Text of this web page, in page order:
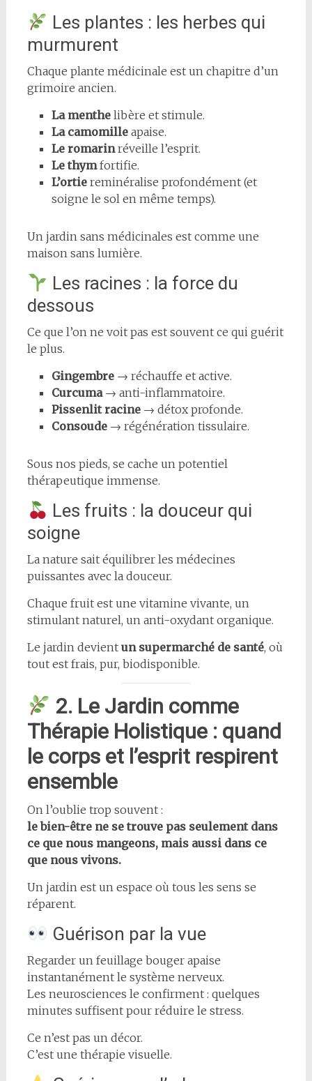
Les plantes : les herbes qui
murmurent
Chaque plante médicinale est un chapitre d’un
grimoire ancien.
La menthelibère et stimule.
La camomilleapaise.
Le romarinréveille l’esprit.
Le thymfortifie.
L’ortiereminéralise profondément (et
soigne le sol en même temps).
Un jardin sans médicinales est comme une
maison sans lumière.
Les racines : la force du
dessous
Ce que l’on ne voit pas est souvent ce qui guérit
le plus.
Gingembre→ réchauffe et active.
Curcuma→ anti-inflammatoire.
Pissenlit racine→ détox profonde.
Consoude→ régénération tissulaire.
Sous nos pieds, se cache un potentiel
thérapeutique immense.
Les fruits : la douceur qui
soigne
La nature sait équilibrer les médecines
puissantes avec la douceur.
Chaque fruit est une vitamine vivante, un
stimulant naturel, un anti-oxydant organique.
Le jardin devient un supermarché de santé, où
tout est frais, pur, biodisponible.
2. Le Jardin comme
Thérapie Holistique : quand
le corps et l’esprit respirent
ensemble
On l’oublie trop souvent :
le bien-être ne se trouve pas seulement dans
ce que nous mangeons, mais aussi dans ce
que nous vivons.
Un jardin est un espace où tous les sens se
réparent.
Guérison par la vue
Regarder un feuillage bouger apaise
instantanément le système nerveux.
Les neurosciences le confirment : quelques
minutes suffisent pour réduire le stress.
Ce n’est pas un décor.
C’est une thérapie visuelle.